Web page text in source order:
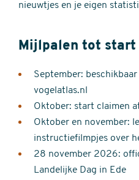
nieuwtjes en je eigen
Mijlpalen tot start
September:
vogelatlas.nl
Oktober: start claimen
Oktober en november:
instructiefilmpjes over
28 november 2026:
Landelijke Dag in Ede